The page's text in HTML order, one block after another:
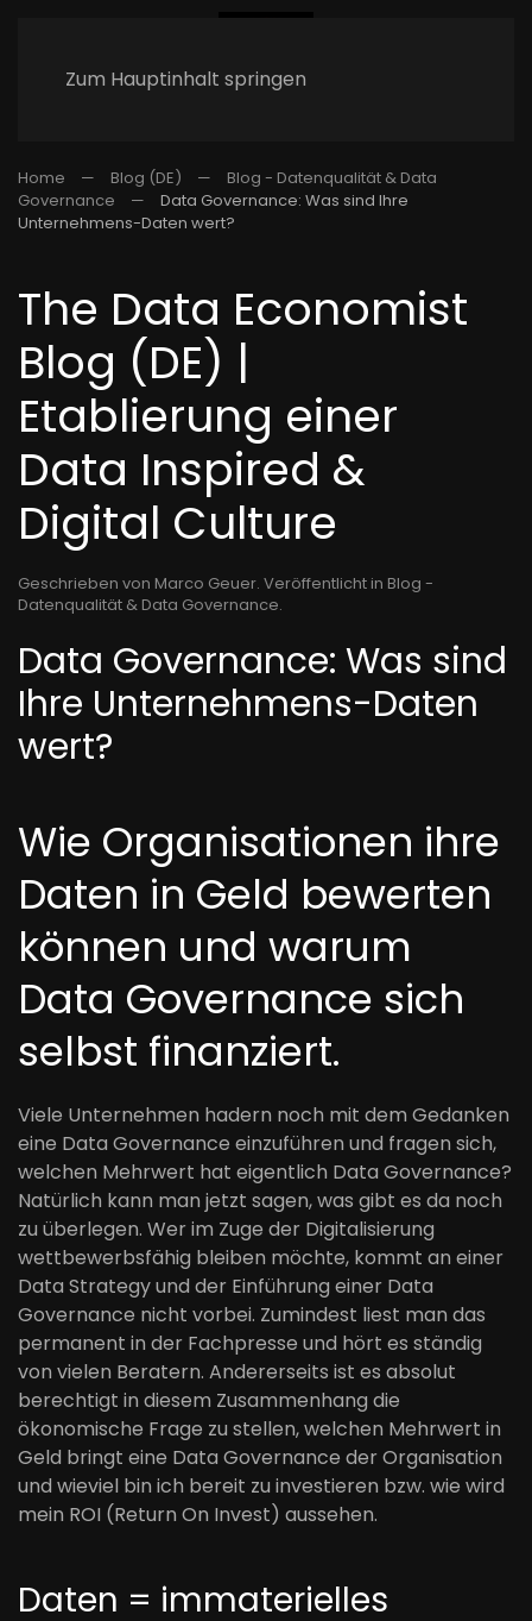
Zum Hauptinhalt springen
Home Blog (DE)
Blog - Datenqualität & Data
Governance
Data Governance: Was sind Ihre
Unternehmens-Daten wert?
The Data Economist
Blog (DE) |
Etablierung einer
Data Inspired &
Digital Culture
Geschrieben von Marco Geuer. Veröffentlicht in Blog -
Datenqualität & Data Governance.
Data Governance: Was sind
Ihre Unternehmens-Daten
wert?
Wie Organisationen ihre
Daten in Geld bewerten
können und warum
Data Governance sich
selbst finanziert.
Viele Unternehmen hadern noch mit dem Gedanken
eine Data Governance einzuführen und fragen sich,
welchen Mehrwert hat eigentlich Data Governance?
Natürlich kann man jetzt sagen, was gibt es da noch
zu überlegen. Wer im Zuge der Digitalisierung
wettbewerbsfähig bleiben möchte, kommt an einer
Data Strategy und der Einführung einer Data
Governance nicht vorbei. Zumindest liest man das
permanent in der Fachpresse und hört es ständig
von vielen Beratern. Andererseits ist es absolut
berechtigt in diesem Zusammenhang die
ökonomische Frage zu stellen, welchen Mehrwert in
Geld bringt eine Data Governance der Organisation
und wieviel bin ich bereit zu investieren bzw. wie wird
mein ROI (Return On Invest) aussehen.
Daten = immaterielles